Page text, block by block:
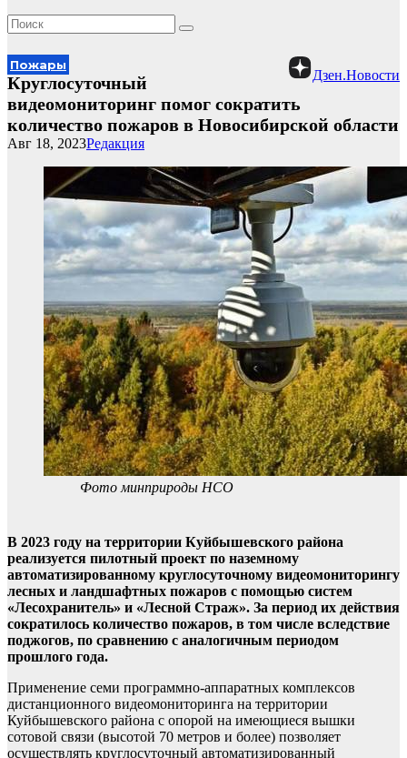
Дзен.Новости
Пожары
Круглосуточный
видеомониторинг помог сократить
количество пожаров в Новосибирской области
Редакция
Авг 18, 2023
Фото минприроды НСО
В 2023 году на территории Куйбышевского района
реализуется пилотный проект по наземному
автоматизированному круглосуточному видеомониторингу
лесных и ландшафтных пожаров с помощью систем
«Лесохранитель» и «Лесной Страж». За период их действия
сократилось количество пожаров, в том числе вследствие
поджогов, по сравнению с аналогичным периодом
прошлого года.
Применение семи программно-аппаратных комплексов
дистанционного видеомониторинга на территории
Куйбышевского района с опорой на имеющиеся вышки
сотовой связи (высотой 70 метров и более) позволяет
осуществлять круглосуточный автоматизированный